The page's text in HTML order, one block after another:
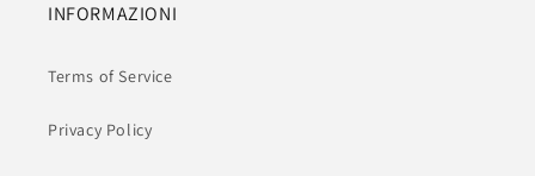
INFORMAZIONI
Terms of Service
Privacy Policy